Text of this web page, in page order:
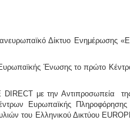
Δίκτυο Ενημέρωσης «
Ένωσης το πρώτο
DIRECT με την Αντιπροσωπεία
Ευρωπαϊκής
του Ελληνικού Δικτύου